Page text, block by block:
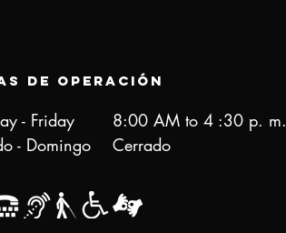
de operación
- Friday 8:00 AM to 4 :30 p. m.
- Domingo Cerrado